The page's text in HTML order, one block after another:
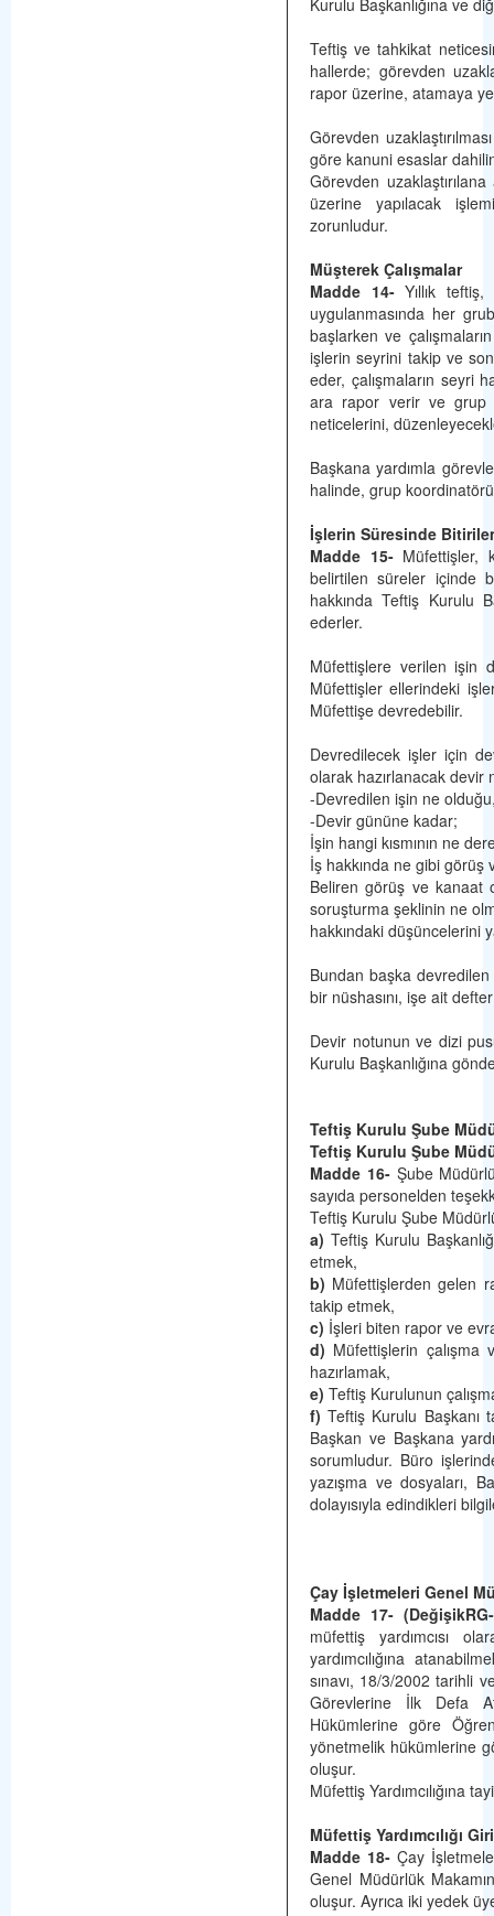
Kurulu Başkanlığına ve
Teftiş ve tahkikat
hallerde; görevden
rapor üzerine, atamaya
Görevden
göre kanuni esaslar
Görevden
üzerine yapılacak
zorunludur.
Müşterek Çalışmalar
Madde 14-Yıllık teftiş,
uygulanmasında her
başlarken ve
işlerin seyrini takip ve
eder, çalışmaların seyri
ara rapor verir ve grup
neticelerini,
Başkana yardımla
halinde, grup
İşlerin Süresinde
Madde 15-Müfettişler,
belirtilen süreler içinde
hakkında Teftiş Kurulu
ederler.
Müfettişlere verilen işin
Müfettişler ellerindeki
Müfettişe devredebilir.
Devredilecek işler için
olarak hazırlanacak devir
-Devredilen işin ne
-Devir gününe kadar;
İşin hangi kısmının ne
İş hakkında ne gibi görüş
Beliren görüş ve kanaat
soruşturma şeklinin ne
hakkındaki düşüncelerini
Bundan başka devredilen
bir nüshasını, işe ait
Devir notunun ve dizi
Kurulu Başkanlığına
Teftiş Kurulu Şube
Teftiş Kurulu Şube
Madde 16-Şube
sayıda personelden
Teftiş Kurulu Şube
a) Teftiş Kurulu
etmek,
b) Müfettişlerden gelen
takip etmek,
c) İşleri biten rapor ve
d) Müfettişlerin çalışma
hazırlamak,
e) Teftiş Kurulunun
f) Teftiş Kurulu Başkanı
Başkan ve Başkana
sorumludur. Büro
yazışma ve dosyaları,
dolayısıyla edindikleri
Çay İşletmeleri Genel
Madde 17- (DeğişikRG-
müfettiş yardım­cısı
yardımcılığına
sınavı, 18/3/2002 tarihli
Görevlerine İlk Defa
Hükümlerine göre
yönetmelik hükümlerine
oluşur.
Müfettiş Yardımcılığına
Müfettiş Yardımcılığı
Madde 18- Çay
Genel Müdürlük
oluşur. Ayrıca iki yedek